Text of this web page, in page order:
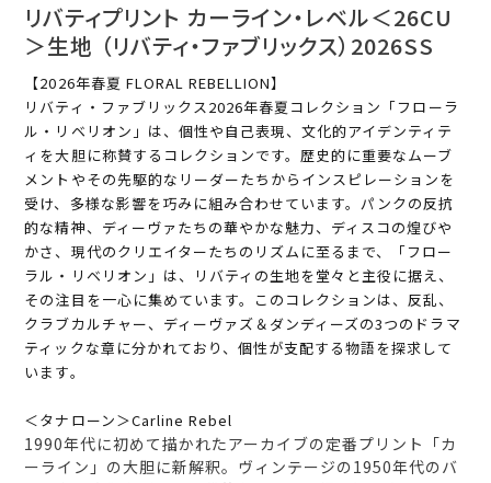
リバティプリント カーライン・レベル＜26CU
＞生地 （リバティ・ファブリックス）2026SS
【2026年春夏 FLORAL REBELLION】
リバティ・ファブリックス2026年春夏コレクション「フローラ
ル・リベリオン」は、個性や自己表現、文化的アイデンティテ
ィを大胆に称賛するコレクションです。歴史的に重要なムーブ
メントやその先駆的なリーダーたちからインスピレーションを
受け、多様な影響を巧みに組み合わせています。パンクの反抗
的な精神、ディーヴァたちの華やかな魅力、ディスコの煌びや
かさ、現代のクリエイターたちのリズムに至るまで、「フロー
ラル・リベリオン」は、リバティの生地を堂々と主役に据え、
その注目を一心に集めています。このコレクションは、反乱、
クラブカルチャー、ディーヴァズ＆ダンディーズの3つのドラマ
ティックな章に分かれており、個性が支配する物語を探求して
います。
＜タナローン＞Carline Rebel
1990年代に初めて描かれたアーカイブの定番プリント「カ
ーライン」の大胆に新解釈。ヴィンテージの1950年代のバ